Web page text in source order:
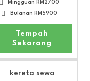
Mingguan RM2700
Bulanan RM5900
Tempah
Sekarang